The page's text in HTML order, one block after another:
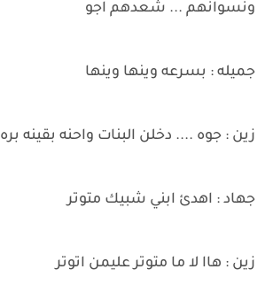
ونسوانهم ... شعدهم اجو
جميله : بسرعه وينها وينها
زين : جوه .... دخلن البنات واحنه بقينه بره
جهاد : اهدئ ابني شبيك متوتر
زين : هاا لا ما متوتر عليمن اتوتر